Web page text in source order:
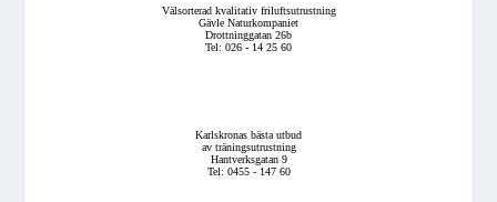
Välsorterad kvalitativ friluftsutrustning
Gävle Naturkompaniet
Drottninggatan 26b
Tel: 026 - 14 25 60
Karlskronas bästa utbud
av träningsutrustning
Hantverksgatan 9
Tel: 0455 - 147 60